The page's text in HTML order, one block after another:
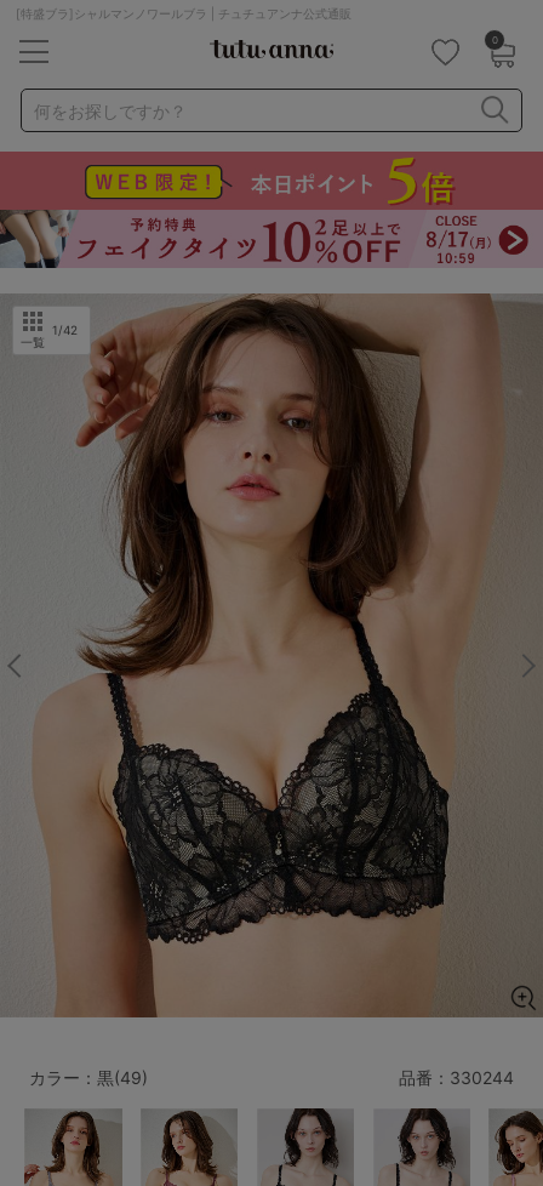
[特盛ブラ]シャルマンノワールブラ | チュチュアンナ公式通販
0
何をお探しですか？
ナイトブラ ノンワイヤー 特盛ブラ
チューブトップ
折り畳み
パジャマ ストッキング
キャミソール
カテゴリから探す
レッグウェア
ルームウェア ライフスタイル
メンズ キッズ
マタニティ ギフトラッピング
SALE
サイズからブラを探す
A65 A70 A75
B65 B70 B75 B80
C70 C75 C80 C85
D75
H70
価格帯から探す
～999円 1,000～1,999円
一覧
1/42
品番： 330244
カラー：黒(49)